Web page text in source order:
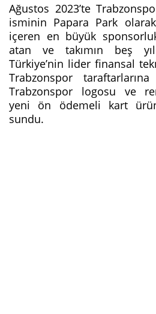
Ağustos 2023’te
isminin Papara Park
içeren en büyük
atan ve takımın beş
Türkiye’nin lider finansal
Trabzonspor
Trabzonspor logosu ve
yeni ön ödemeli kart
sundu.